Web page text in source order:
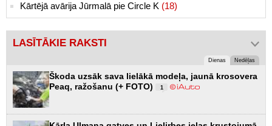
Kārtējā avārija Jūrmalā pie Circle K (18)
LASĪTĀKIE RAKSTI
Dienas Nedēļas
Škoda uzsāk sava lielākā modeļa, jaunā krosovera
Peaq, ražošanu (+ FOTO)
1